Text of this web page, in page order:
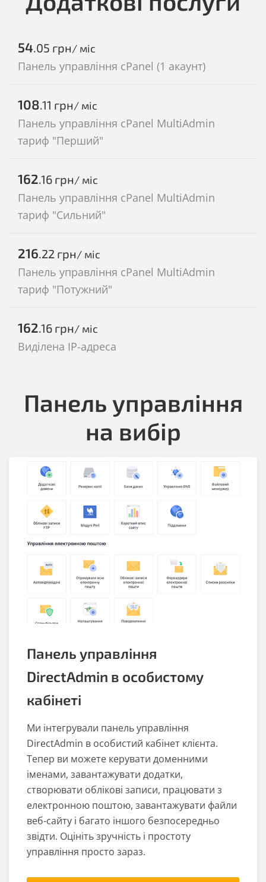
Панель управління cPanel (1 акаунт)
54.05 грн/ міс
Панель управління cPanel MultiAdmin
тариф "Перший"
108.11 грн/ міс
Панель управління cPanel MultiAdmin
тариф "Сильний"
162.16 грн/ міс
Панель управління cPanel MultiAdmin
тариф "Потужний"
216.22 грн/ міс
Виділена IP-адреса
162.16 грн/ міс
Панель управління
на вибір
Панель управління
DirectAdmin в особистому
кабінеті
Ми інтегрували панель управління
DirectAdmin в особистий кабінет клієнта.
Тепер ви можете керувати доменними
іменами, завантажувати додатки,
створювати облікові записи, працювати з
електронною поштою, завантажувати файли
веб-сайту і багато іншого безпосередньо
звідти. Оцініть зручність і простоту
управління просто зараз.